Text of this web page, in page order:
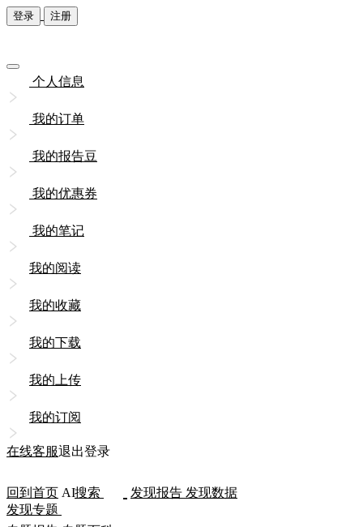
登录 注册
个人信息
我的订单
我的报告豆
我的优惠券
我的笔记
我的阅读
我的收藏
我的下载
我的上传
我的订阅
在线客服退出登录
回到首页 AI搜索 发现报告 发现数据
发现专题